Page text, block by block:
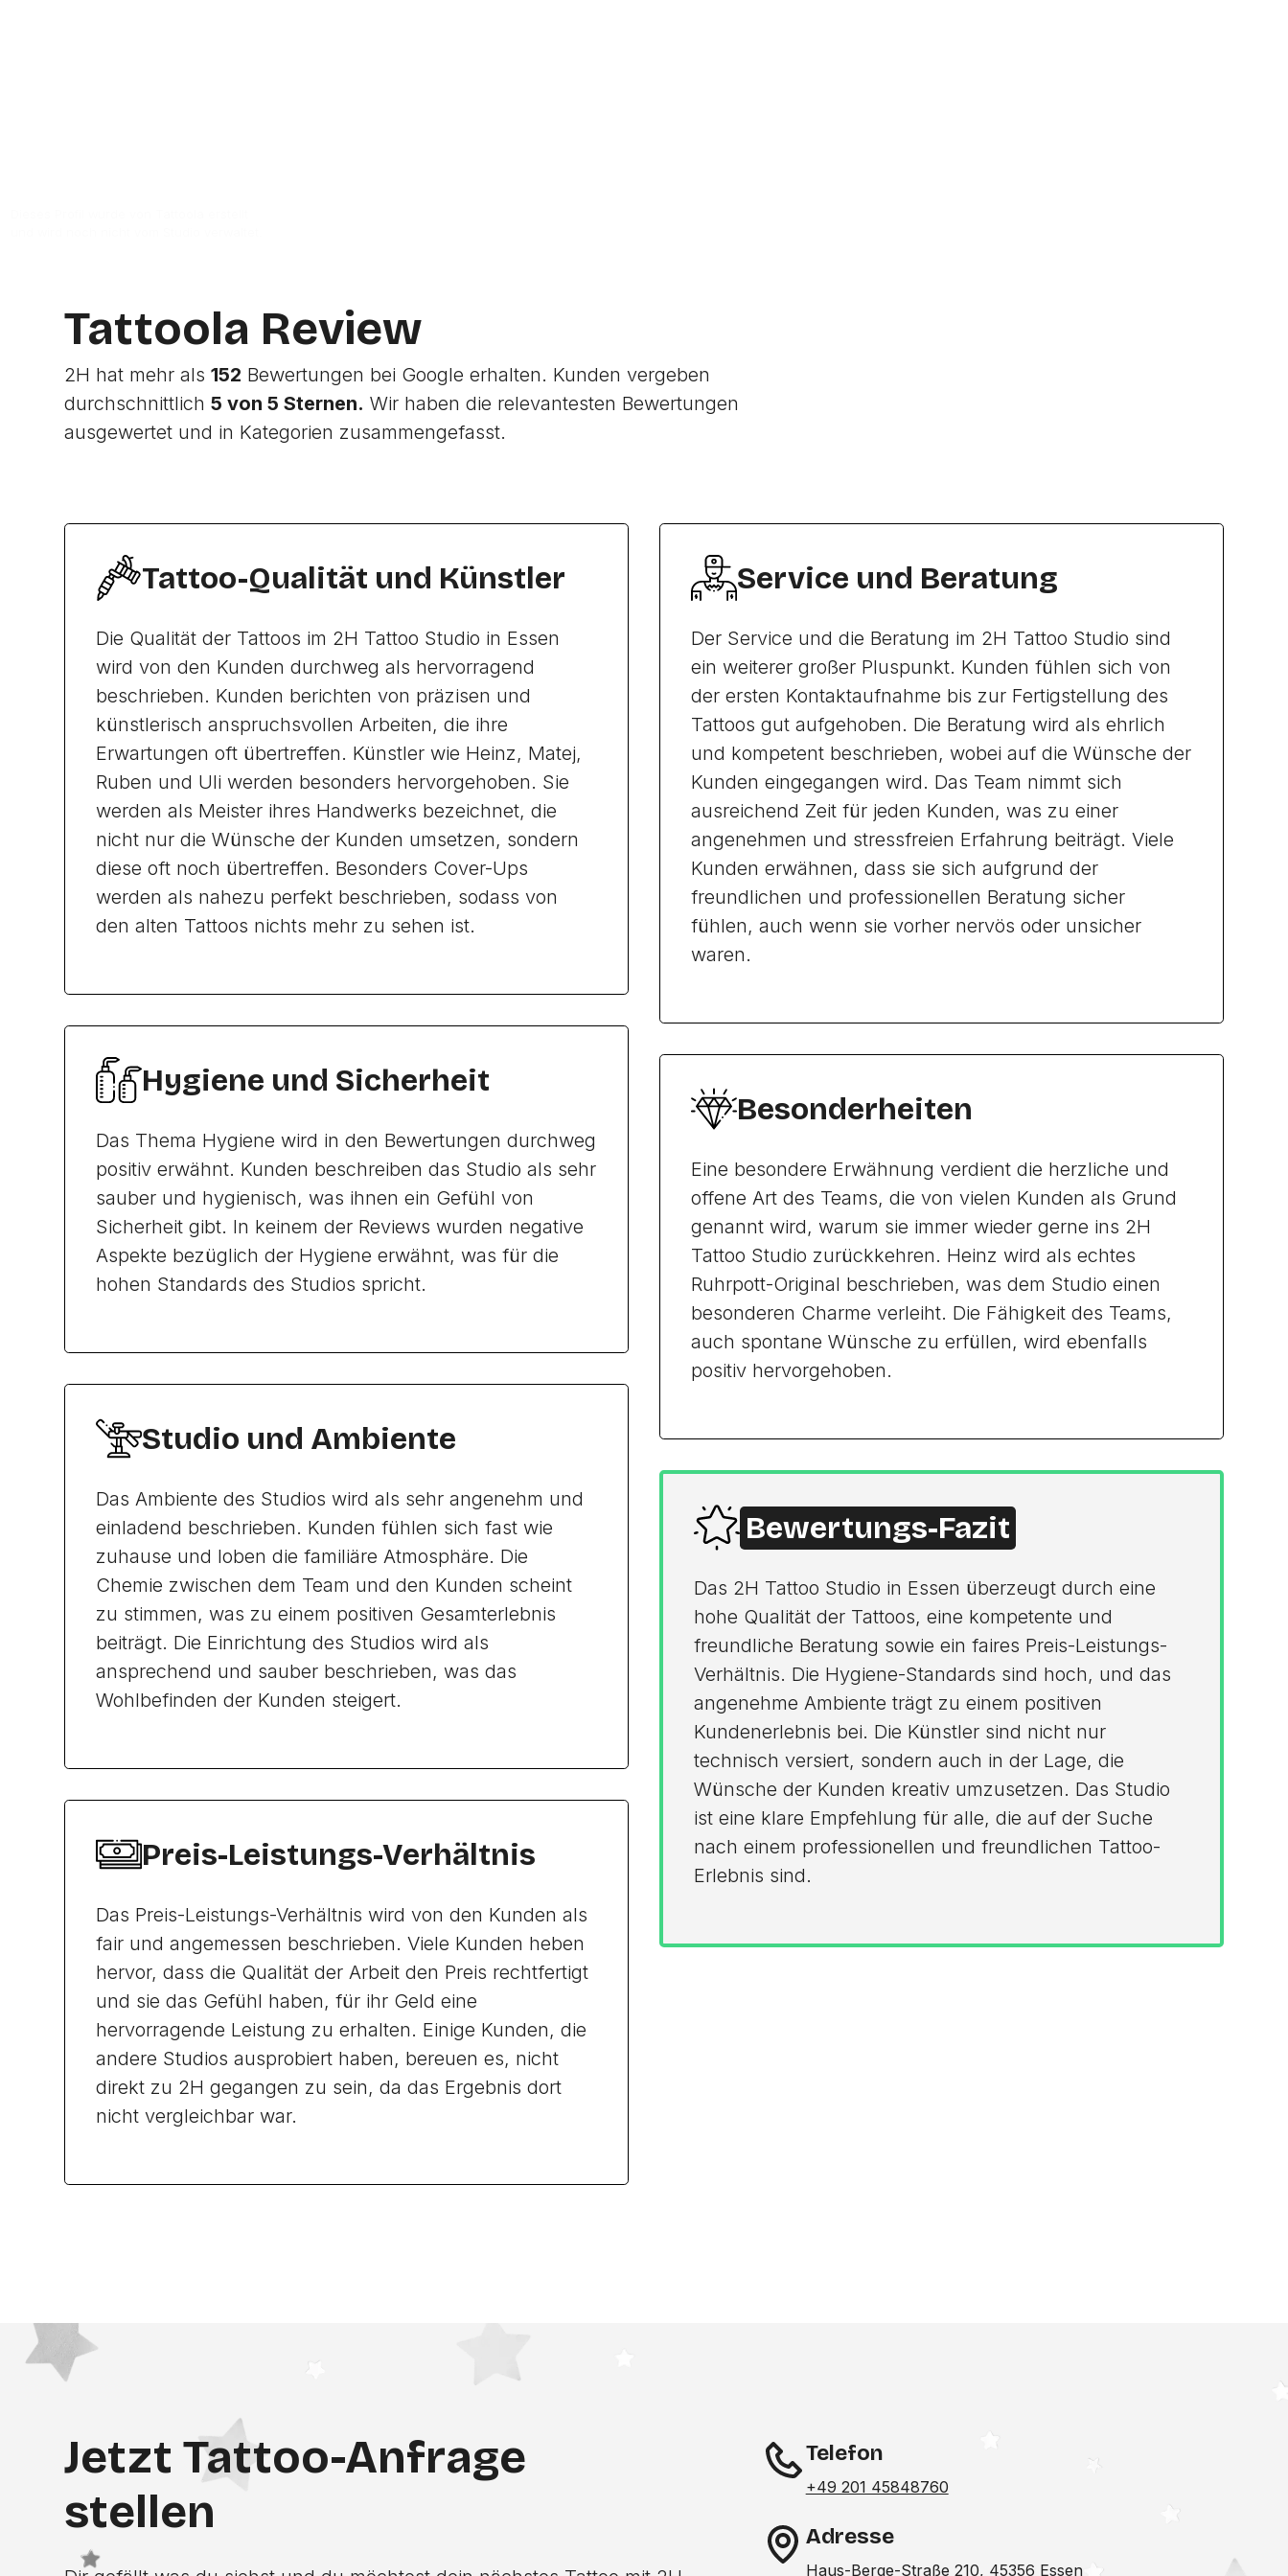
Tattoola Review
2H hat mehr als152 Bewertungen bei Google erhalten. Kunden vergeben
durchschnittlich5 von 5 Sternen. Wir haben die relevantesten Bewertungen
ausgewertet und in Kategorien zusammengefasst.
Tattoo-Qualität und Künstler
Die Qualität der Tattoos im 2H Tattoo Studio in Essen
wird von den Kunden durchweg als hervorragend
beschrieben. Kunden berichten von präzisen und
künstlerisch anspruchsvollen Arbeiten, die ihre
Erwartungen oft übertreffen. Künstler wie Heinz, Matej,
Ruben und Uli werden besonders hervorgehoben. Sie
werden als Meister ihres Handwerks bezeichnet, die
nicht nur die Wünsche der Kunden umsetzen, sondern
diese oft noch übertreffen. Besonders Cover-Ups
werden als nahezu perfekt beschrieben, sodass von
den alten Tattoos nichts mehr zu sehen ist.
Hygiene und Sicherheit
Das Thema Hygiene wird in den Bewertungen durchweg
positiv erwähnt. Kunden beschreiben das Studio als sehr
sauber und hygienisch, was ihnen ein Gefühl von
Sicherheit gibt. In keinem der Reviews wurden negative
Aspekte bezüglich der Hygiene erwähnt, was für die
hohen Standards des Studios spricht.
Studio und Ambiente
Das Ambiente des Studios wird als sehr angenehm und
einladend beschrieben. Kunden fühlen sich fast wie
zuhause und loben die familiäre Atmosphäre. Die
Chemie zwischen dem Team und den Kunden scheint
zu stimmen, was zu einem positiven Gesamterlebnis
beiträgt. Die Einrichtung des Studios wird als
ansprechend und sauber beschrieben, was das
Wohlbefinden der Kunden steigert.
Preis-Leistungs-Verhältnis
Das Preis-Leistungs-Verhältnis wird von den Kunden als
fair und angemessen beschrieben. Viele Kunden heben
hervor, dass die Qualität der Arbeit den Preis rechtfertigt
und sie das Gefühl haben, für ihr Geld eine
hervorragende Leistung zu erhalten. Einige Kunden, die
andere Studios ausprobiert haben, bereuen es, nicht
direkt zu 2H gegangen zu sein, da das Ergebnis dort
nicht vergleichbar war.
Service und Beratung
Der Service und die Beratung im 2H Tattoo Studio sind
ein weiterer großer Pluspunkt. Kunden fühlen sich von
der ersten Kontaktaufnahme bis zur Fertigstellung des
Tattoos gut aufgehoben. Die Beratung wird als ehrlich
und kompetent beschrieben, wobei auf die Wünsche der
Kunden eingegangen wird. Das Team nimmt sich
ausreichend Zeit für jeden Kunden, was zu einer
angenehmen und stressfreien Erfahrung beiträgt. Viele
Kunden erwähnen, dass sie sich aufgrund der
freundlichen und professionellen Beratung sicher
fühlen, auch wenn sie vorher nervös oder unsicher
waren.
Besonderheiten
Eine besondere Erwähnung verdient die herzliche und
offene Art des Teams, die von vielen Kunden als Grund
genannt wird, warum sie immer wieder gerne ins 2H
Tattoo Studio zurückkehren. Heinz wird als echtes
Ruhrpott-Original beschrieben, was dem Studio einen
besonderen Charme verleiht. Die Fähigkeit des Teams,
auch spontane Wünsche zu erfüllen, wird ebenfalls
positiv hervorgehoben.
Bewertungs-Fazit
Das 2H Tattoo Studio in Essen überzeugt durch eine
hohe Qualität der Tattoos, eine kompetente und
freundliche Beratung sowie ein faires Preis-Leistungs-
Verhältnis. Die Hygiene-Standards sind hoch, und das
angenehme Ambiente trägt zu einem positiven
Kundenerlebnis bei. Die Künstler sind nicht nur
technisch versiert, sondern auch in der Lage, die
Wünsche der Kunden kreativ umzusetzen. Das Studio
ist eine klare Empfehlung für alle, die auf der Suche
nach einem professionellen und freundlichen Tattoo-
Erlebnis sind.
Jetzt Tattoo-Anfrage
stellen
Telefon
+49 201 45848760
Adresse
Haus-Berge-Straße 210, 45356 Essen